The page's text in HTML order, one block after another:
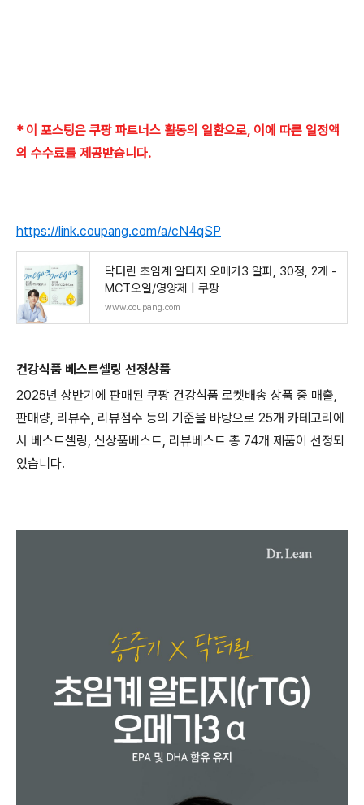
* 이 포스팅은 쿠팡 파트너스 활동의 일환으로, 이에 따른 일정액
의 수수료를 제공받습니다.
https://link.coupang.com/a/cN4qSP
닥터린 초임계 알티지 오메가3 알파, 30정, 2개 -
MCT오일/영양제 | 쿠팡
www.coupang.com
건강식품 베스트셀링 선정상품
2025년 상반기에 판매된 쿠팡 건강식품 로켓배송 상품 중 매출,
판매량, 리뷰수, 리뷰점수 등의 기준을 바탕으로 25개 카테고리에
서 베스트셀링, 신상품베스트, 리뷰베스트 총 74개 제품이 선정되
었습니다.